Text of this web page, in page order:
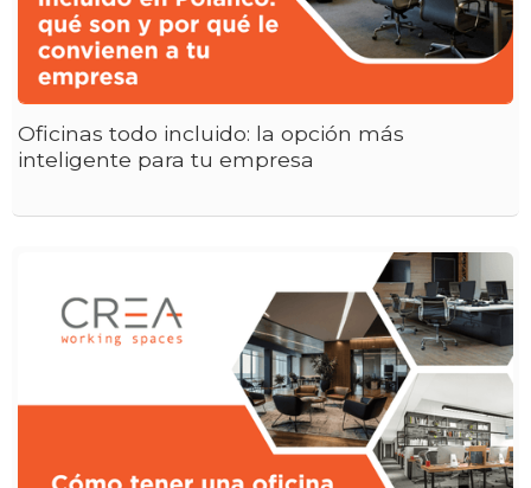
Oficinas todo incluido: la opción más
inteligente para tu empresa